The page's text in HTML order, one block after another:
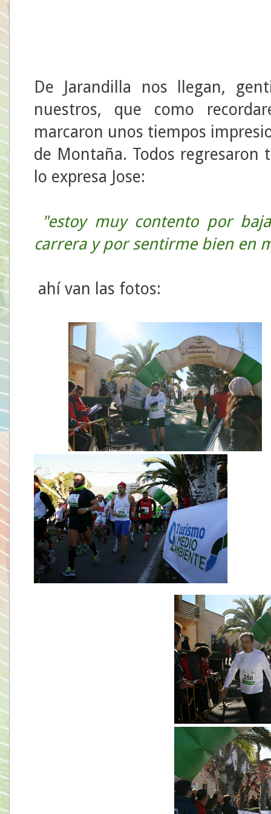
De Jarandilla nos llegan,
nuestros, que como
marcaron unos tiempos
de Montaña. Todos
lo expresa Jose:
"estoy muy contento por
carrera y por sentirme bien en
ahí van las fotos: